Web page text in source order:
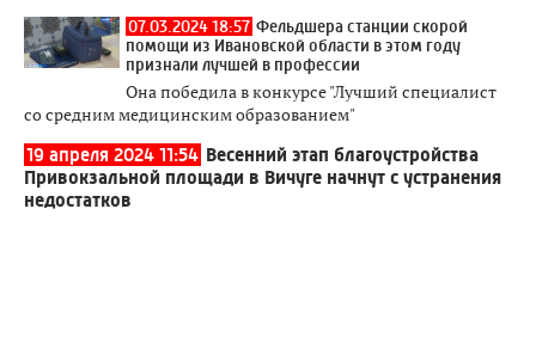
07.03.2024 18:57 Фельдшера станции скорой
помощи из Ивановской области в этом году
признали лучшей в профессии
Она победила в конкурсе "Лучший специалист
со средним медицинским образованием"
19 апреля 2024 11:54 Весенний этап благоустройства
Привокзальной площади в Вичуге начнут с устранения
недостатков